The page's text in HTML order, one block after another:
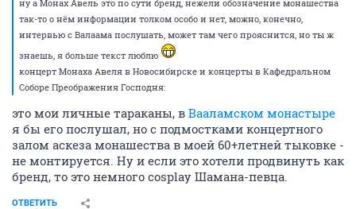
ну а Монах Авель это по сути бренд, нежели обозначение монашества
так-то о нём информации толком особо и нет, можно, конечно,
интервью с Валаама послушать, может там чего прояснится, но ты ж
знаешь, я больше текст люблю
концерт Монаха Авеля в Новосибирске и концерты в Кафедральном
Соборе Преображения Господня:
это мои личные тараканы, в Вааламском монастыре
я бы его послушал, но с подмостками концертного
залом аскеза монашества в моей 60+летней тыковке -
не монтируется. Ну и если это хотели продвинуть как
бренд, то это немного cosplay Шамана-певца.
ОТВЕТИТЬ